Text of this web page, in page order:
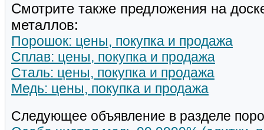
Смотрите также предложения на
металлов:
Порошок: цены, покупка и продажа
Сплав: цены, покупка и продажа
Сталь: цены, покупка и продажа
Медь: цены, покупка и продажа
Следующее объявление в разделе